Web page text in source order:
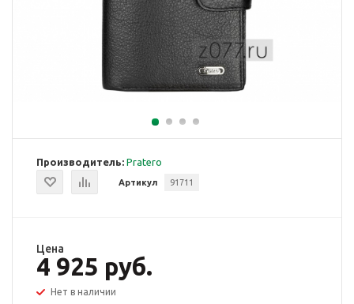
Производитель: Pratero
Артикул 91711
Цена
4 925 руб.
Нет в наличии